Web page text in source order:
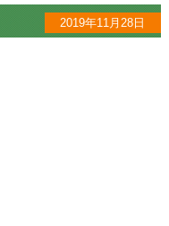
2019年11月28日